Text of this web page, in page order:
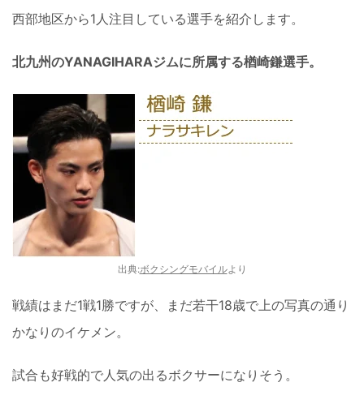
西部地区から1人注目している選手を紹介します。
北九州のYANAGIHARAジムに所属する楢崎鎌選手。
出典:ボクシングモバイルより
戦績はまだ1戦1勝ですが、まだ若干18歳で上の写真の通り
かなりのイケメン。
試合も好戦的で人気の出るボクサーになりそう。